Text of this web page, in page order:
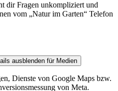
dir Fragen unkompliziert und
vom „Natur im Garten“ Telefon
ausblenden für Medien
Dienste von Google Maps bzw.
von Meta.